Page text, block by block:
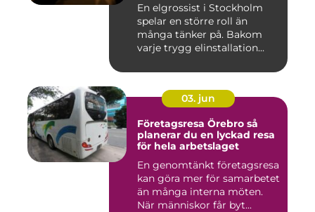
En elgrossist i Stockholm
spelar en större roll än
många tänker på. Bakom
varje trygg elinstallation...
03. jun
Företagsresa Örebro så
planerar du en lyckad resa
för hela arbetslaget
En genomtänkt företagsresa
kan göra mer för samarbetet
än många interna möten.
När människor får byt...